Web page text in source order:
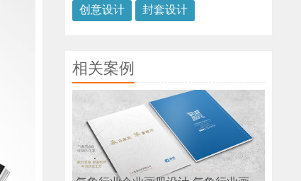
创意设计 封套设计
相关案例